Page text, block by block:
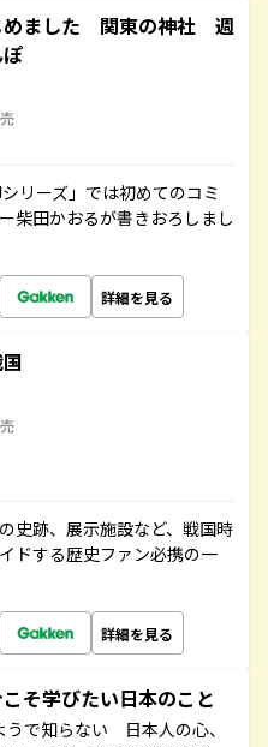
めました 関東の神社 週
リーズ」では初めてのコミ
柴田かおるが書きおろしまし
詳細を見る
史跡、展示施設など、戦国時
ドする歴史ファン必携の一
詳細を見る
そ学びたい日本のこと
うで知らない 日本人の心、